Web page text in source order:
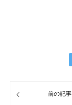
前の記事